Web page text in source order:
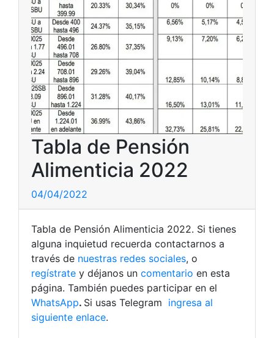
Tabla de Pensión
Alimenticia 2022
04/04/2022
Tabla de Pensión Alimenticia 2022. Si tienes
alguna inquietud recuerda contactarnos a
través de nuestras redes sociales, o
regístrate y déjanos un comentario en esta
página. También puedes participar en el
WhatsApp. Si usas Telegram ingresa al
siguiente enlace.